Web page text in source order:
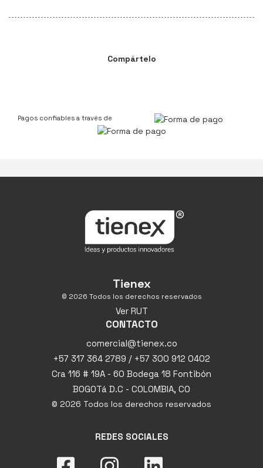
Compártelo
Pagos confiables a través de
Tienex
© 2026 Todos los derechos reservados
Ver RUT
CONTACTO
comercial@tienex.co
+57 317 364 2789 / +57 300 912 0402
Cra 116 # 19A - 60 Bodega 18 Fontibón
BOGOTá D.C - COLOMBIA, CO
© 2026 Todos los derechos reservados
REDES SOCIALES